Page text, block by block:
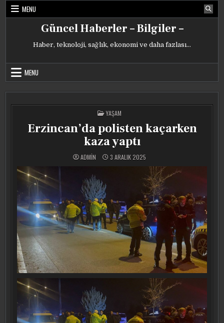
Skip
MENU
Güncel Haberler – Bilgiler –
Haber, teknoloji, sağlık, ekonomi ve daha fazlası…
MENU
POSTED
IN
YAŞAM
Erzincan’da polisten kaçarken
kaza yaptı
ADMIN 3 ARALIK 2025